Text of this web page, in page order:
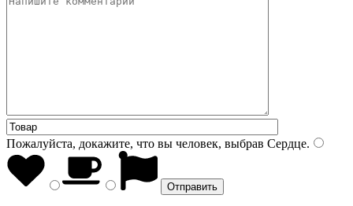
Пожалуйста, докажите, что вы человек, выбрав Сердце.